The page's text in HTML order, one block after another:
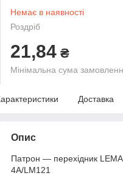
Немає в наявності
Роздріб
21,84 ₴
Мінімальна сума
Доставка
Опис
Патрон — перехідник
4A/LM121